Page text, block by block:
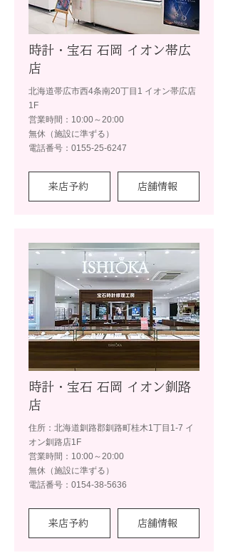
時計・宝石 石岡 イオン帯広
店
北海道帯広市西4条南20丁目1 イオン帯広店
1F
営業時間：10:00～20:00
無休（施設に準ずる）
電話番号：0155-25-6247
来店予約 店舗情報
時計・宝石 石岡 イオン釧路
店
住所：北海道釧路郡釧路町桂木1丁目1-7 イ
オン釧路店1F
営業時間：10:00～20:00
無休（施設に準ずる）
電話番号：0154-38-5636
来店予約 店舗情報